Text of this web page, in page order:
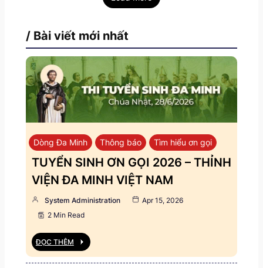
/ Bài viết mới nhất
Dòng Đa Minh Thông báo Tìm hiểu ơn gọi
TUYỂN SINH ƠN GỌI 2026 – THỈNH
VIỆN ĐA MINH VIỆT NAM
System Administration
Apr 15, 2026
2 Min Read
ĐỌC THÊM